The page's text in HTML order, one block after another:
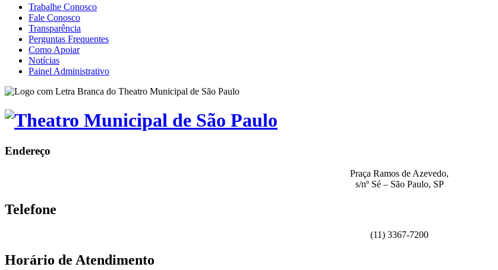
Trabalhe Conosco
Fale Conosco
Transparência
Perguntas Frequentes
Como Apoiar
Notícias
Painel Administrativo
Endereço
Praça Ramos de Azevedo,
s/nº Sé – São Paulo, SP
Telefone
(11) 3367-7200
Horário de Atendimento